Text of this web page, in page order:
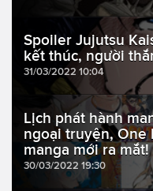
Spoiler Jujutsu
kết thúc, người
31/03/2022 10:04
Lịch phát hành
ngoại truyện, One
manga mới ra mắt!
30/03/2022 19:30